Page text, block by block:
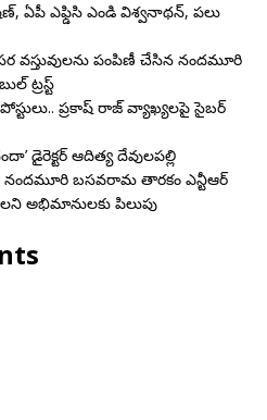
ఏపీ ఎఫ్డిసి ఎండి విశ్వనాథన్, పలు
వస్తువులను పంపిణీ చేసిన నందమూరి
ట్రస్ట్
ప్రకాష్ రాజ్ వ్యాఖ్యలపై సైబర్
డైరెక్ట‌ర్ ఆదిత్య దేవులపల్లి
బసవరామ తారకం ఎన్టీఆర్
అభిమానులకు పిలుపు